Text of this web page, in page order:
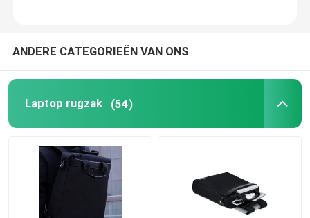
ANDERE CATEGORIEËN VAN ONS
Laptop rugzak (54)